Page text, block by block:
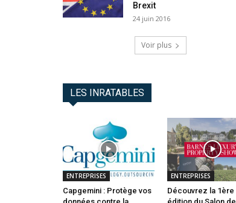
Brexit
24 juin 2016
Voir plus
LES INRATABLES
ENTREPRISES
Capgemini : Protège vos
ENTREPRISES
Découvrez la 1ère